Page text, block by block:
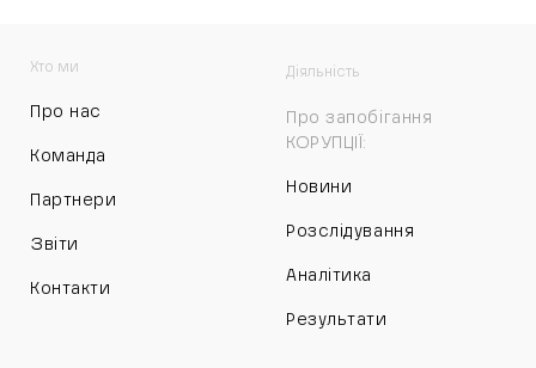
Хто ми
Про нас
Команда
Партнери
Звіти
Контакти
Діяльність
Про запобігання
КОРУПЦІЇ:
Новини
Розслідування
Аналітика
Результати